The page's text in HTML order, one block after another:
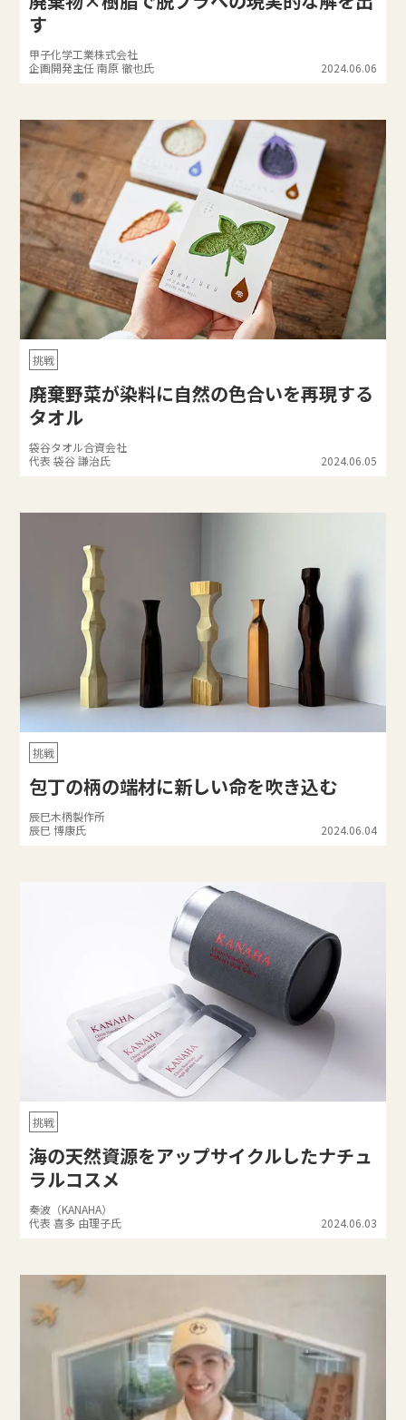
す
甲子化学工業株式会社
企画開発主任 南原 徹也氏
2024.06.06
挑戦
廃棄野菜が染料に自然の色合いを再現する
タオル
袋谷タオル合資会社
代表 袋谷 謙治氏
2024.06.05
挑戦
包丁の柄の端材に新しい命を吹き込む
辰巳木柄製作所
辰巳 博康氏
2024.06.04
挑戦
海の天然資源をアップサイクルしたナチュ
ラルコスメ
奏波（KANAHA）
代表 喜多 由理子氏
2024.06.03